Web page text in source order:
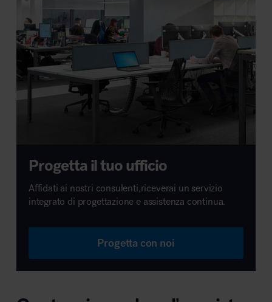
Progetta il tuo ufficio
Affidati ai nostri consulenti,riceverai un servizio
integrato di progettazione e assistenza continua.
Progetta con noi